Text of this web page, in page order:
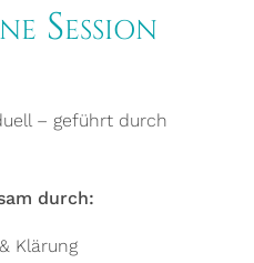
Session
– geführt durch
durch:
Klärung